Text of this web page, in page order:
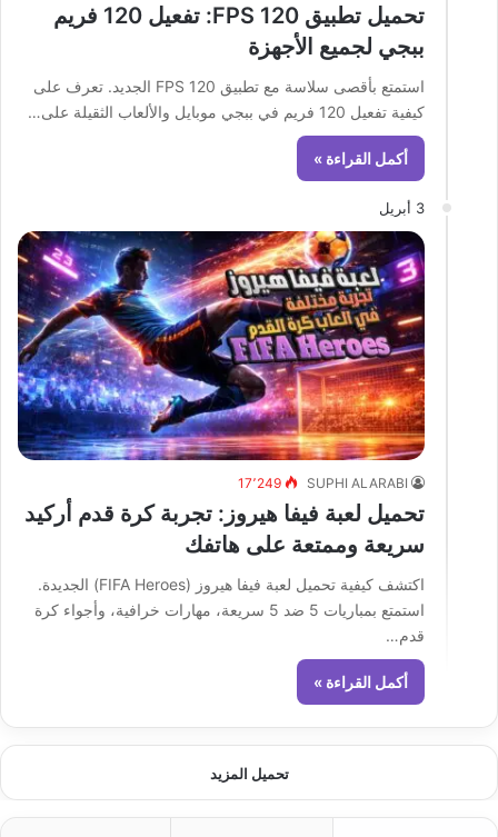
تحميل تطبيق 120 FPS: تفعيل 120 فريم
ببجي لجميع الأجهزة
استمتع بأقصى سلاسة مع تطبيق 120 FPS الجديد. تعرف على
كيفية تفعيل 120 فريم في ببجي موبايل والألعاب الثقيلة على…
أكمل القراءة »
3 أبريل
SUPHI ALARABI 17٬249
تحميل لعبة فيفا هيروز: تجربة كرة قدم أركيد
سريعة وممتعة على هاتفك
اكتشف كيفية تحميل لعبة فيفا هيروز (FIFA Heroes) الجديدة.
استمتع بمباريات 5 ضد 5 سريعة، مهارات خرافية، وأجواء كرة
قدم…
أكمل القراءة »
تحميل المزيد